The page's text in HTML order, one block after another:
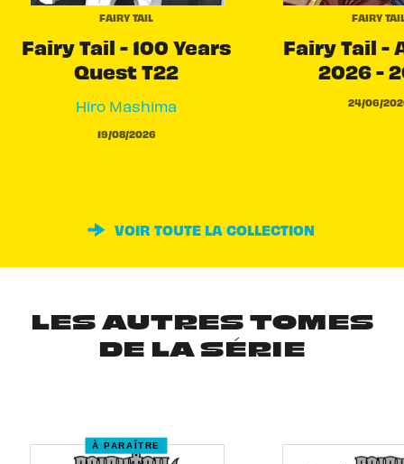
FAIRY TAIL
Fairy Tail - 100 Years
Quest T22
Hiro Mashima
19/08/2026
FAIRY
Fairy Tail -
2026 -
24/06/
VOIR TOUTE LA COLLECTION
LES AUTRES TOMES
DE LA SÉRIE
À PARAÎTRE